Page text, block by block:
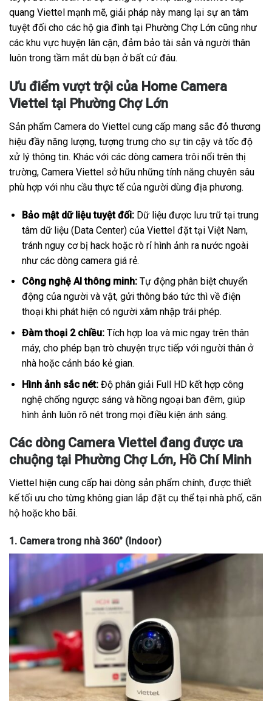
quang Viettel mạnh mẽ, giải pháp này mang lại sự an tâm
tuyệt đối cho các hộ gia đình tại Phường Chợ Lớn cũng như
các khu vực huyện lân cận, đảm bảo tài sản và người thân
luôn trong tầm mắt dù bạn ở bất cứ đâu.
Ưu điểm vượt trội của Home Camera
Viettel tại Phường Chợ Lớn
Sản phẩm Camera do Viettel cung cấp mang sắc đỏ thương
hiệu đầy năng lượng, tượng trưng cho sự tin cậy và tốc độ
xử lý thông tin. Khác với các dòng camera trôi nổi trên thị
trường, Camera Viettel sở hữu những tính năng chuyên sâu
phù hợp với nhu cầu thực tế của người dùng địa phương.
Bảo mật dữ liệu tuyệt đối:Dữ liệu được lưu trữ tại trung
tâm dữ liệu (Data Center) của Viettel đặt tại Việt Nam,
tránh nguy cơ bị hack hoặc rò rỉ hình ảnh ra nước ngoài
như các dòng camera giá rẻ.
Công nghệ AI thông minh:Tự động phân biệt chuyển
động của người và vật, gửi thông báo tức thì về điện
thoại khi phát hiện có người xâm nhập trái phép.
Đàm thoại 2 chiều:Tích hợp loa và mic ngay trên thân
máy, cho phép bạn trò chuyện trực tiếp với người thân ở
nhà hoặc cảnh báo kẻ gian.
Hình ảnh sắc nét:Độ phân giải Full HD kết hợp công
nghệ chống ngược sáng và hồng ngoại ban đêm, giúp
hình ảnh luôn rõ nét trong mọi điều kiện ánh sáng.
Các dòng Camera Viettel đang được ưa
chuộng tại Phường Chợ Lớn, Hồ Chí Minh
Viettel hiện cung cấp hai dòng sản phẩm chính, được thiết
kế tối ưu cho từng không gian lắp đặt cụ thể tại nhà phố, căn
hộ hoặc kho bãi.
1. Camera trong nhà 360° (Indoor)